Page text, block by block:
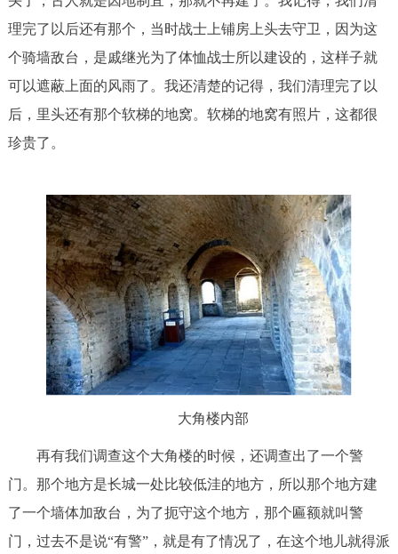
理完了以后还有那个，当时战士上铺房上头去守卫，因为这
个骑墙敌台，是戚继光为了体恤战士所以建设的，这样子就
可以遮蔽上面的风雨了。我还清楚的记得，我们清理完了以
后，里头还有那个软梯的地窝。软梯的地窝有照片，这都很
珍贵了。
大角楼内部
再有我们调查这个大角楼的时候，还调查出了一个警
门。那个地方是长城一处比较低洼的地方，所以那个地方建
了一个墙体加敌台，为了扼守这个地方，那个匾额就叫警
门，过去不是说“有警”，就是有了情况了，在这个地儿就得派